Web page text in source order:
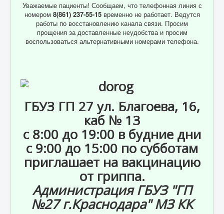
Уважаемые пациенты! Сообщаем, что телефонная линия с
номером 8(861) 237-55-15 временно не работает. Ведутся
работы по восстановлению канала связи. Просим
прощения за доставленные неудобства и просим
воспользоваться альтернативными номерами телефона.
ГБУЗ ГП 27 ул. Благоева, 16,
каб № 13
с 8:00 до 19:00 в будние дни
с 9:00 до 15:00 по субботам
приглашает на вакцинацию
от гриппа.
Администрация ГБУЗ "ГП
№27 г.Краснодара" МЗ КК